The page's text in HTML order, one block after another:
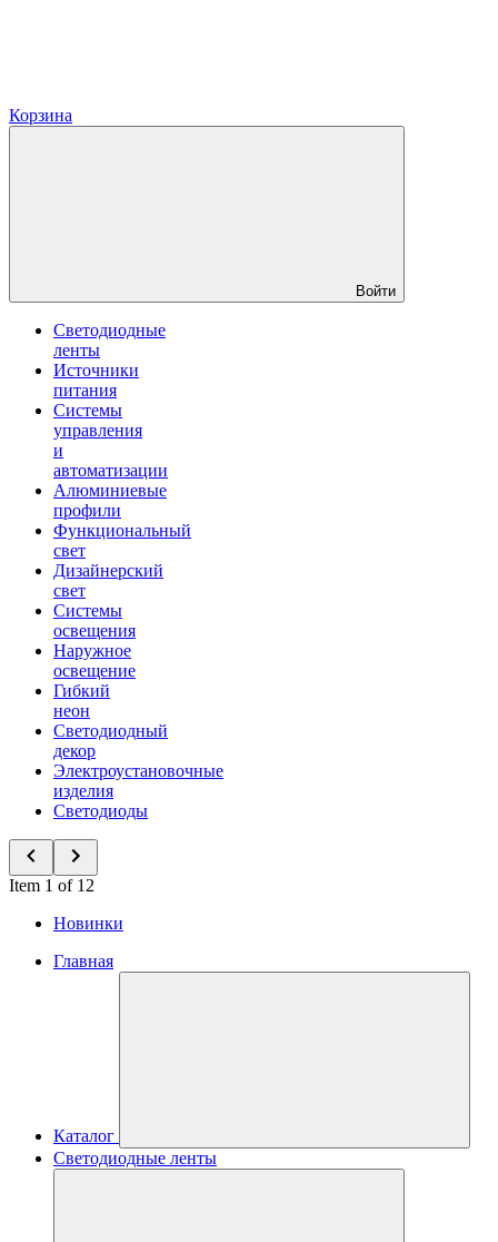
Корзина
Войти
Светодиодные
ленты
Источники
питания
Системы
управления
и
автоматизации
Алюминиевые
профили
Функциональный
свет
Дизайнерский
свет
Системы
освещения
Наружное
освещение
Гибкий
неон
Светодиодный
декор
Электроустановочные
изделия
Светодиоды
Item 1 of 12
Новинки
Главная
Каталог
Светодиодные ленты